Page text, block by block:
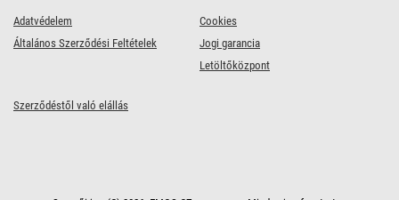
Adatvédelem
Általános Szerződési Feltételek
Cookies
Jogi garancia
Letöltőközpont
Szerződéstől való elállás